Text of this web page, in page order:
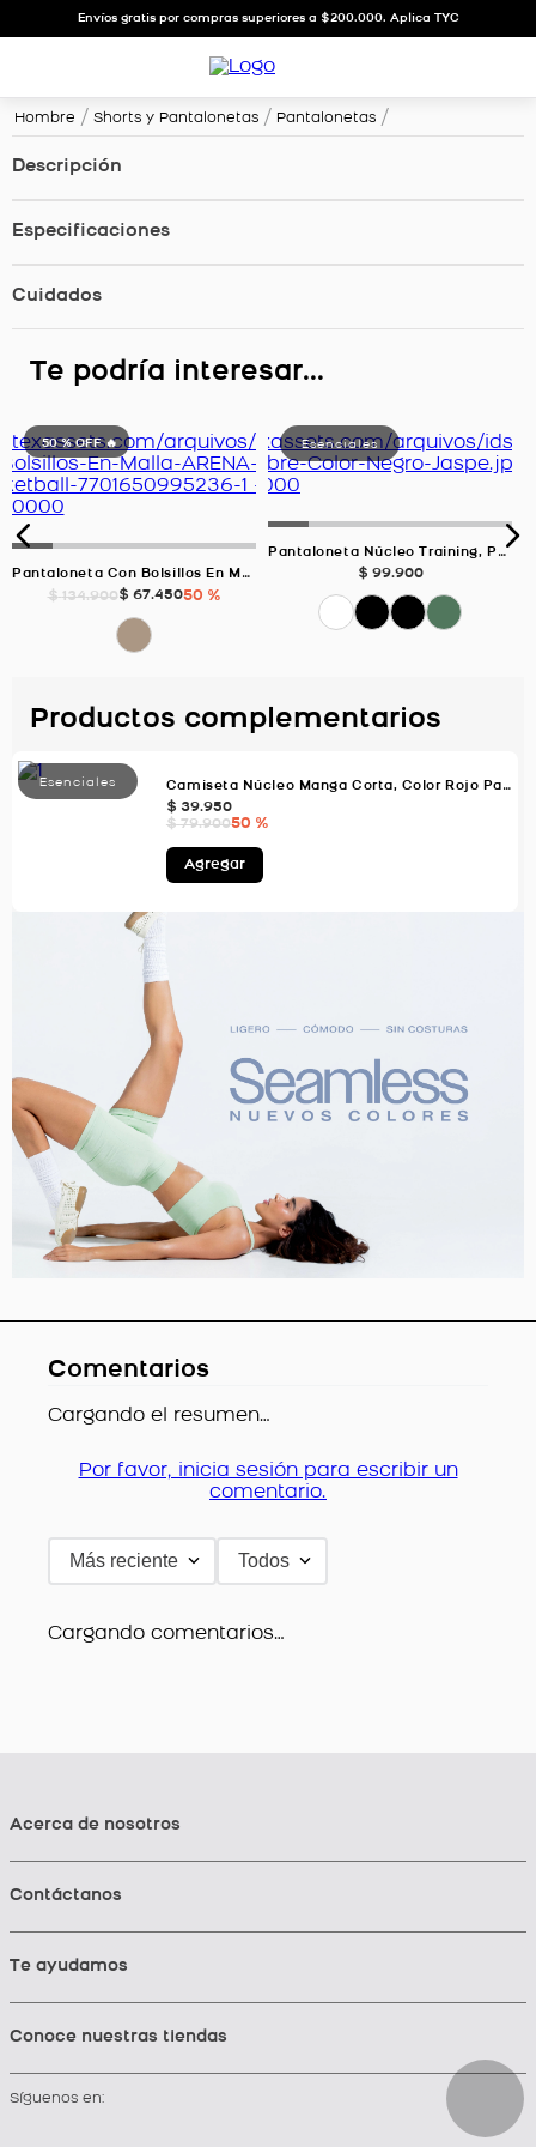
Envíos gratis por compras superiores a $200.000. Aplica TYC
Hombre Shorts y Pantalonetas Pantalonetas
Descripción
Especificaciones
Cuidados
Te podría interesar...
50 % OFF 🔥
Pantaloneta Con Bolsillos En Malla, Color ARENA Para Hombre
$ 134.900$ 67.45050 %
Pantaloneta Núcleo Training, Para Hombre Color Negro/Jaspe
$ 99.900
Productos complementarios
Camiseta Núcleo Manga Corta, Color Rojo Para Hombre
$ 39.950
$ 79.90050 %
Agregar
Comentarios
Cargando el resumen…
Por favor, inicia sesión para escribir un
comentario.
Más reciente Todos
Cargando comentarios…
Acerca de nosotros
Contáctanos
Te ayudamos
Conoce nuestras tiendas
Síguenos en: